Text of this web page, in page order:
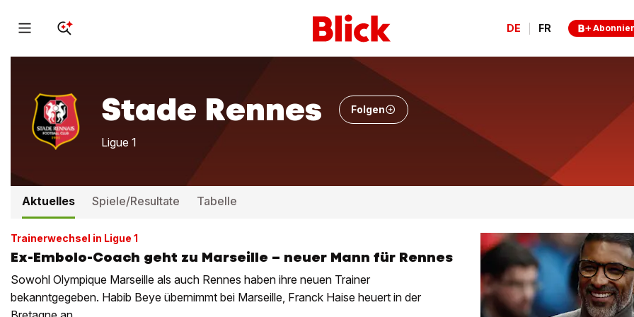
DE FR
Stade Rennes Folgen
Ligue 1
Aktuelles Spiele/Resultate Tabelle
Trainerwechsel in Ligue 1
Ex-Embolo-Coach geht zu Marseille – neuer Mann für Rennes
Sowohl Olympique Marseille als auch Rennes haben ihre neuen Trainer
bekanntgegeben. Habib Beye übernimmt bei Marseille, Franck Haise heuert in der